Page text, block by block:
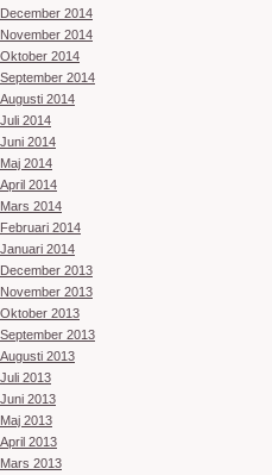
December 2014
November 2014
Oktober 2014
September 2014
Augusti 2014
Juli 2014
Juni 2014
Maj 2014
April 2014
Mars 2014
Februari 2014
Januari 2014
December 2013
November 2013
Oktober 2013
September 2013
Augusti 2013
Juli 2013
Juni 2013
Maj 2013
April 2013
Mars 2013